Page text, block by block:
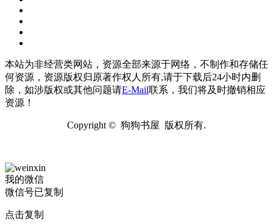
本站为非经营类网站，资源全部来源于网络，不制作和存储任
何资源，资源版权归原著作权人所有,请于下载后24小时内删
除，如涉版权或其他问题请E-Mail联系，我们将及时撤销相应
资源！
Copyright © 狗狗书屋 版权所有.
我的微信
微信号已复制
点击复制